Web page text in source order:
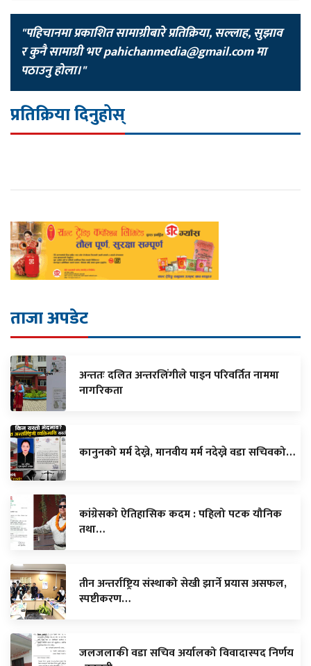
"पहिचानमा प्रकाशित सामाग्रीबारे प्रतिक्रिया, सल्लाह, सुझाव
र कुनै सामाग्री भएpahichanmedia@gmail.comमा
पठाउनु होला।"
प्रतिक्रिया दिनुहोस्
ताजा अपडेट
अन्ततः दलित अन्तरलिंगीले पाइन परिवर्तित नाममा
नागरिकता
कानुनको मर्म देख्ने, मानवीय मर्म नदेख्ने वडा सचिवको…
कांग्रेसको ऐतिहासिक कदम : पहिलो पटक यौनिक
तथा…
तीन अन्तर्राष्ट्रिय संस्थाको सेखी झार्ने प्रयास असफल,
स्पष्टीकरण…
जलजलाकी वडा सचिव अर्यालको विवादास्पद निर्णय